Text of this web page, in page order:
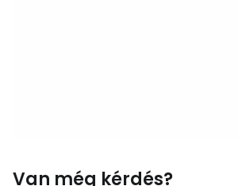
Van még kérdés?